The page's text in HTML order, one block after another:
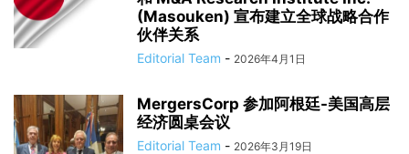
(Masouken) 宣布建立全球战略合作
伙伴关系
Editorial Team - 2026年4月1日
MergersCorp 参加阿根廷-美国高层
经济圆桌会议
Editorial Team - 2026年3月19日